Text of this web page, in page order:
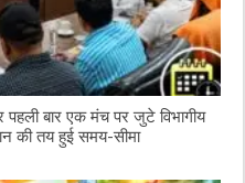
पहली बार एक मंच पर जुटे विभागीय
की तय हुई समय-सीमा